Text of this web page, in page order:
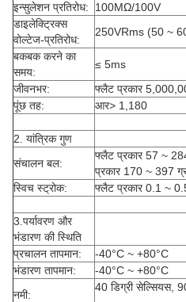
इन्सुलेशन प्रतिरोध:
100MΩ/100V
डाइलेक्ट्रिक्स
वोल्टेज-प्रतिरोध:
250VRms (50 ~
बकबक करने का
समय:
≤ 5ms
जीवनभर:
फ्लैट प्रकार
पूंछ तह:
आर> 1,180
2. यांत्रिक गुण
संचालन बल:
फ्लैट प्रकार 57 ~
प्रकार 170 ~ 397
स्विच स्ट्रोक:
फ्लैट प्रकार 0.1 ~ 0.5
3.पर्यावरण और
भंडारण की स्थिति
प्रचालन तापमान:
-40°C ~ +80°C
भंडारण तापमान:
-40°C ~ +80°C
नमी:
40 डिग्री सेल्सियस,